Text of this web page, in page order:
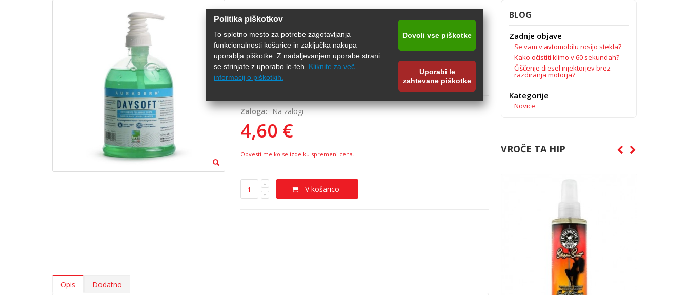
Politika piškotkov
To spletno mesto za potrebe zagotavljanja
funkcionalnosti košarice in zaključka nakupa
uporablja piškotke. Z nadaljevanjem uporabe strani
se strinjate z uporabo le-teh. Kliknite za več
informacij o piškotkih.
Dovoli vse piškotke
Uporabi le
zahtevane piškotke
KROLL Daysoft detergent za
pranje
Daysoft z naravnim protimikrobnim sredstvom je tekoče čistilo za roke in
telo, idealno za manjšo umazanijo in pogosto uporabo.
Zaloga: Na zalogi
4,60 €
Obvesti me ko se izdelku spremeni cena.
V košarico
Opis Dodatno
BLOG
Zadnje objave
Se vam v avtomobilu rosijo stekla?
Kako očistiti klimo v 60 sekundah?
Čiščenje diesel injektorjev brez
razdiranja motorja?
Kategorije
Novice
VROČE TA HIP